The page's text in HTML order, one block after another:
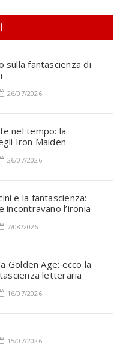
sulla fantascienza di
26/07/2026
nel tempo: la
Iron Maiden
26/07/2026
e la fantascienza:
incontravano l’ironia
7/08/2026
Golden Age: ecco la
letteraria
16/07/2026
15/07/2026